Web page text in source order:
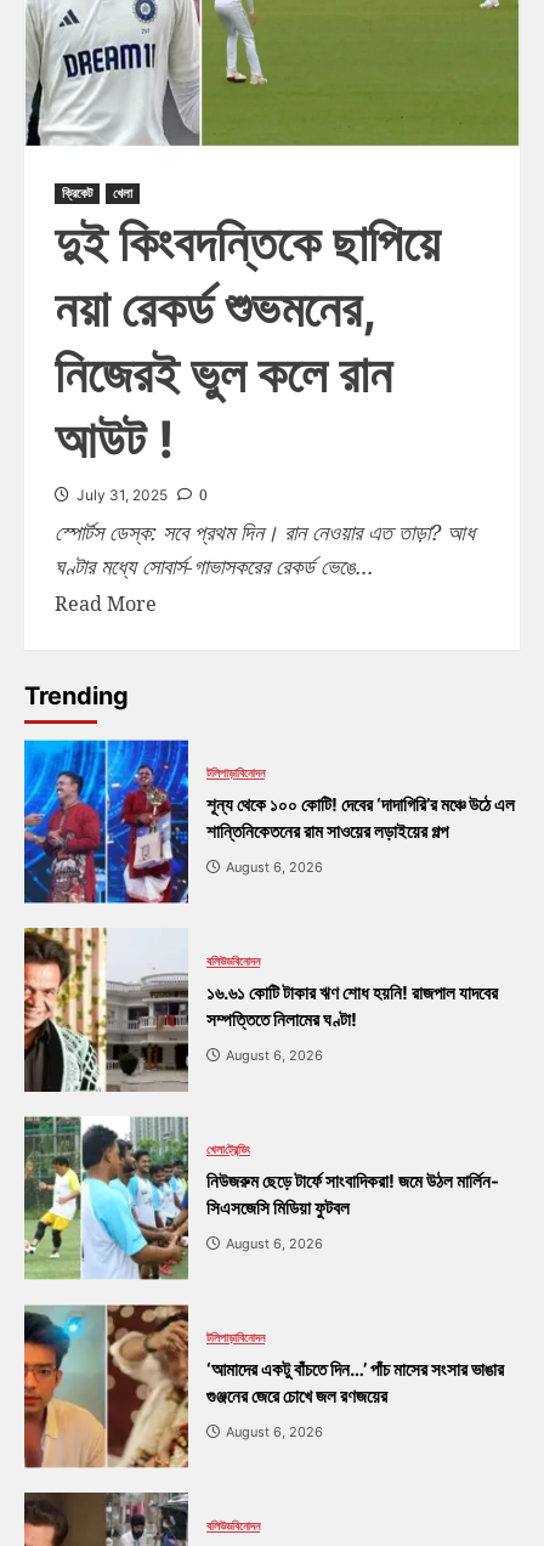
ক্রিকেট খেলা
দুই কিংবদন্তিকে ছাপিয়ে
নয়া রেকর্ড শুভমনের,
নিজেরই ভুল কলে রান
আউট !
July 31, 2025 0
স্পোর্টস ডেস্ক: সবে প্রথম দিন। রান নেওয়ার এত তাড়া? আধ
ঘণ্টার মধ্যে সোবার্স-গাভাসকরের রেকর্ড ভেঙে...
Read More
Trending
টলিপাড়াবিনোদন
শূন্য থেকে ১০০ কোটি! দেবের ‘দাদাগিরি’র মঞ্চে উঠে এল
শান্তিনিকেতনের রাম সাওয়ের লড়াইয়ের গল্প
August 6, 2026
বলিউডবিনোদন
১৬.৬১ কোটি টাকার ঋণ শোধ হয়নি! রাজপাল যাদবের
সম্পত্তিতে নিলামের ঘণ্টা!
August 6, 2026
খেলাট্রেন্ডিং
নিউজরুম ছেড়ে টার্ফে সাংবাদিকরা! জমে উঠল মার্লিন-
সিএসজেসি মিডিয়া ফুটবল
August 6, 2026
টলিপাড়াবিনোদন
‘আমাদের একটু বাঁচতে দিন…’ পাঁচ মাসের সংসার ভাঙার
গুঞ্জনের জেরে চোখে জল রণজয়ের
August 6, 2026
বলিউডবিনোদন